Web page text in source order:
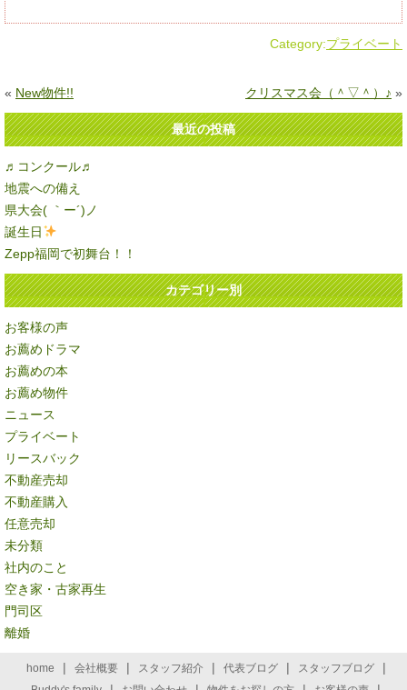
Category:プライベート
« New物件!! クリスマス会（＾▽＾）♪ »
最近の投稿
♬コンクール♬
地震への備え
県大会( ｀ー´)ノ
誕生日
Zepp福岡で初舞台！！
カテゴリー別
お客様の声
お薦めドラマ
お薦めの本
お薦め物件
ニュース
プライベート
リースバック
不動産売却
不動産購入
任意売却
未分類
社内のこと
空き家・古家再生
門司区
離婚
home | 会社概要 | スタッフ紹介 | 代表ブログ | スタッフブログ |